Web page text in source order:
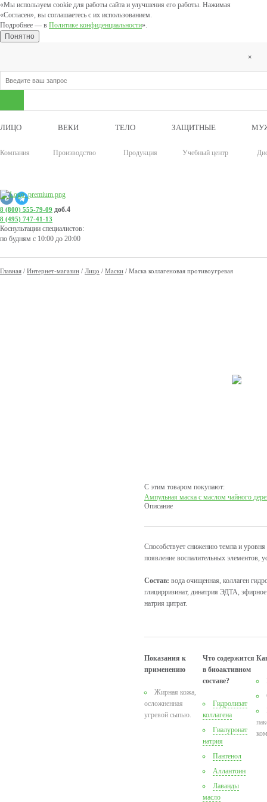
«Мы используем cookie для работы сайта и улучшения его работы. Нажимая
«Согласен», вы соглашаетесь с их использованием.
Подробнее — в Политике конфиденциальности».
Понятно
×
ЛИЦО ВЕКИ ТЕЛО ЗАЩИТНЫЕ
Компания Производство Продукция Учебный центр
8 (800) 555-79-09 доб.4
8 (495) 747-41-13
Коснультации специалистов:
по будням с 10:00 до 20:00
Главная / Интернет-магазин / Лицо / Маски / Маска коллагеновая противоугревая
С этим товаром покупают:
Ампульная маска с маслом чайного
Описание
Способствует снижению темпа и уровня
появление воспалительных элементов,
Состав: вода очищенная, коллаген
глицирризинат, динатрия ЭДТА,
натрия цитрат.
Показания к
применению
Жирная кожа,
осложненная
угревой сыпью.
Что содержится
в биоактивном
составе?
Гидролизат
коллагена
Гиалуронат
натрия
Пантенол
Аллантоин
Лаванды
масло